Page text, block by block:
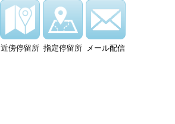
近傍停留所 指定停留所 メール配信